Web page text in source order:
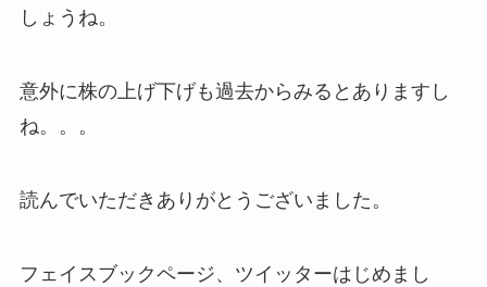
しょうね。
意外に株の上げ下げも過去からみるとありますし
ね。。。
読んでいただきありがとうございました。
フェイスブックページ、ツイッターはじめまし